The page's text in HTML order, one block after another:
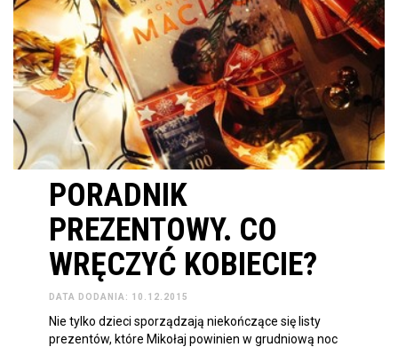
PORADNIK
PREZENTOWY. CO
WRĘCZYĆ KOBIECIE?
DATA DODANIA: 10.12.2015
Nie tylko dzieci sporządzają niekończące się listy
prezentów, które Mikołaj powinien w grudniową noc